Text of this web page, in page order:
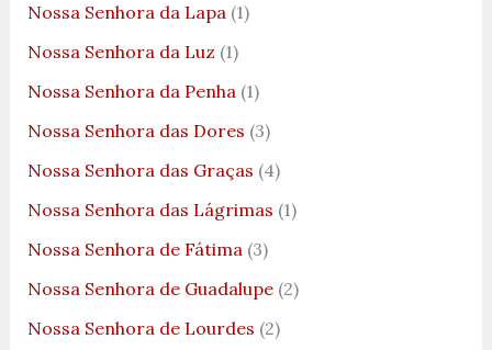
Nossa Senhora da Lapa(1)
Nossa Senhora da Luz (1)
Nossa Senhora da Penha(1)
Nossa Senhora das Dores (3)
Nossa Senhora das Graças (4)
Nossa Senhora das Lágrimas (1)
Nossa Senhora de Fátima(3)
Nossa Senhora de Guadalupe(2)
Nossa Senhora de Lourdes (2)